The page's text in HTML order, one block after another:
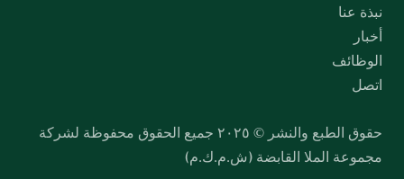
نبذة عنا
أخبار
الوظائف
اتصل
مجموعة الملا القابضة (ش.م.ك.م)